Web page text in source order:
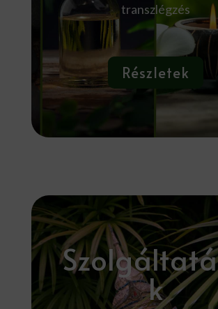
transzlégzés
Részletek
k